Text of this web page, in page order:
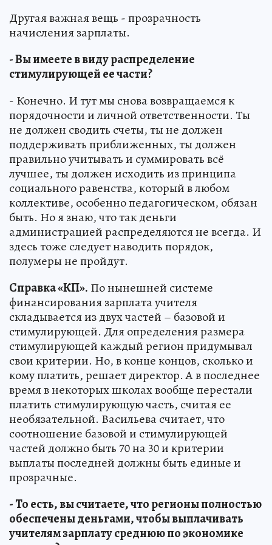
Другая важная вещь - прозрачность
начисления зарплаты.
- Вы имеете в виду распределение
стимулирующей ее части?
- Конечно. И тут мы снова возвращаемся к
порядочности и личной ответственности. Ты
не должен сводить счеты, ты не должен
поддерживать приближенных, ты должен
правильно учитывать и суммировать всё
лучшее, ты должен исходить из принципа
социального равенства, который в любом
коллективе, особенно педагогическом, обязан
быть. Но я знаю, что так деньги
администрацией распределяются не всегда. И
здесь тоже следует наводить порядок,
полумеры не пройдут.
Справка «КП». По нынешней системе
финансирования зарплата учителя
складывается из двух частей – базовой и
стимулирующей. Для определения размера
стимулирующей каждый регион придумывал
свои критерии. Но, в конце концов, сколько и
кому платить, решает директор. А в последнее
время в некоторых школах вообще перестали
платить стимулирующую часть, считая ее
необязательной. Васильева считает, что
соотношение базовой и стимулирующей
частей должно быть 70 на 30 и критерии
выплаты последней должны быть единые и
прозрачные.
- То есть, вы считаете, что регионы полностью
обеспечены деньгами, чтобы выплачивать
учителям зарплату среднюю по экономике